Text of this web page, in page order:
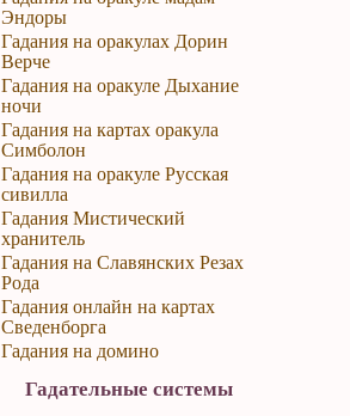
Эндоры
Гадания на оракулах Дорин
Верче
Гадания на оракуле Дыхание
ночи
Гадания на картах оракула
Симболон
Гадания на оракуле Русская
сивилла
Гадания Мистический
хранитель
Гадания на Славянских Резах
Рода
Гадания онлайн на картах
Сведенборга
Гадания на домино
Гадательные системы